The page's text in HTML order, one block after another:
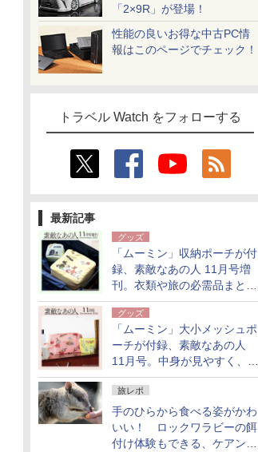
「2×9R」が登場！
性能の良いお得な中古PC情
報はこのページでチェック！
トラベル Watch をフォローする
最新記事
グッズ
「ムーミン」収納ポーチが付
録、素敵なあの人 11月号増
刊。衣類や旅の必需品まとま
る大小2個セット
グッズ
「ムーミン」大小メッシュポ
ーチが付録、素敵なあの人
11月号。中身が見やすく、温
泉スパにも使える
旅レポ
手のひらから食べる姿がかわ
いい！ ロックワラビーの餌
付け体験もできる、ケアンズ